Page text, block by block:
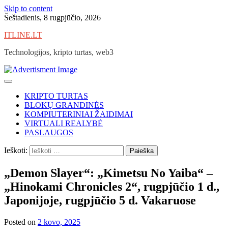
Skip to content
Šeštadienis, 8 rugpjūčio, 2026
ITLINE.LT
Technologijos, kripto turtas, web3
KRIPTO TURTAS
BLOKŲ GRANDINĖS
KOMPIUTERINIAI ŽAIDIMAI
VIRTUALI REALYBĖ
PASLAUGOS
Ieškoti:
„Demon Slayer“: „Kimetsu No Yaiba“ –
„Hinokami Chronicles 2“, rugpjūčio 1 d.,
Japonijoje, rugpjūčio 5 d. Vakaruose
Posted on 2 kovo, 2025